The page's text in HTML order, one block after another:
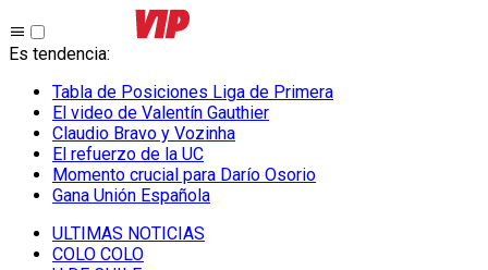
Es tendencia:
Tabla de Posiciones Liga de Primera
El video de Valentín Gauthier
Claudio Bravo y Vozinha
El refuerzo de la UC
Momento crucial para Darío Osorio
Gana Unión Española
ULTIMAS NOTICIAS
COLO COLO